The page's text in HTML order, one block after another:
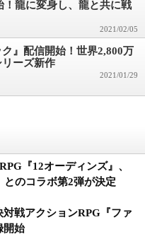
！龍に変身し、龍と共に戦
2021/02/05
』配信開始！世界2,800万
ーズ新作
2021/01/29
『12オーディンズ』、
のコラボ第2弾が決定
戦アクションRPG『ファ
開始